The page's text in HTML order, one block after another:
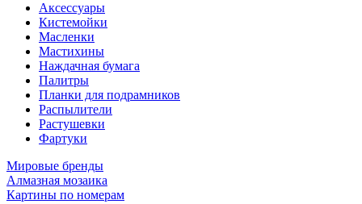
Аксессуары
Кистемойки
Масленки
Мастихины
Наждачная бумага
Палитры
Планки для подрамников
Распылители
Растушевки
Фартуки
Мировые бренды
Алмазная мозаика
Картины по номерам